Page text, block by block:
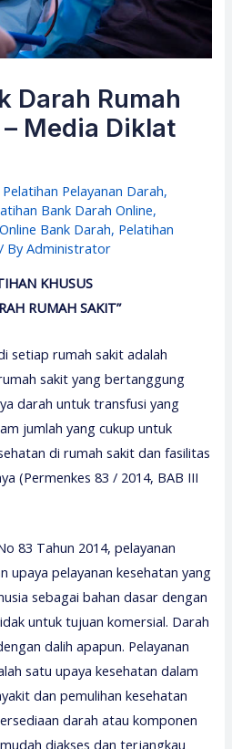
Darah Rumah
Media Diklat
Pelayanan Darah,
Bank Darah Online,
Bank Darah, Pelatihan
/ ByAdministrator
KHUSUS
RUMAH SAKIT”
setiap rumah sakit adalah
sakit yang bertanggung
darah untuk transfusi yang
jumlah yang cukup untuk
di rumah sakit dan fasilitas
(Permenkes 83 / 2014, BAB III
83 Tahun 2014, pelayanan
upaya pelayanan kesehatan yang
sebagai bahan dasar dengan
untuk tujuan komersial. Darah
dalih apapun. Pelayanan
satu upaya kesehatan dalam
dan pemulihan kesehatan
darah atau komponen
diakses dan terjangkau